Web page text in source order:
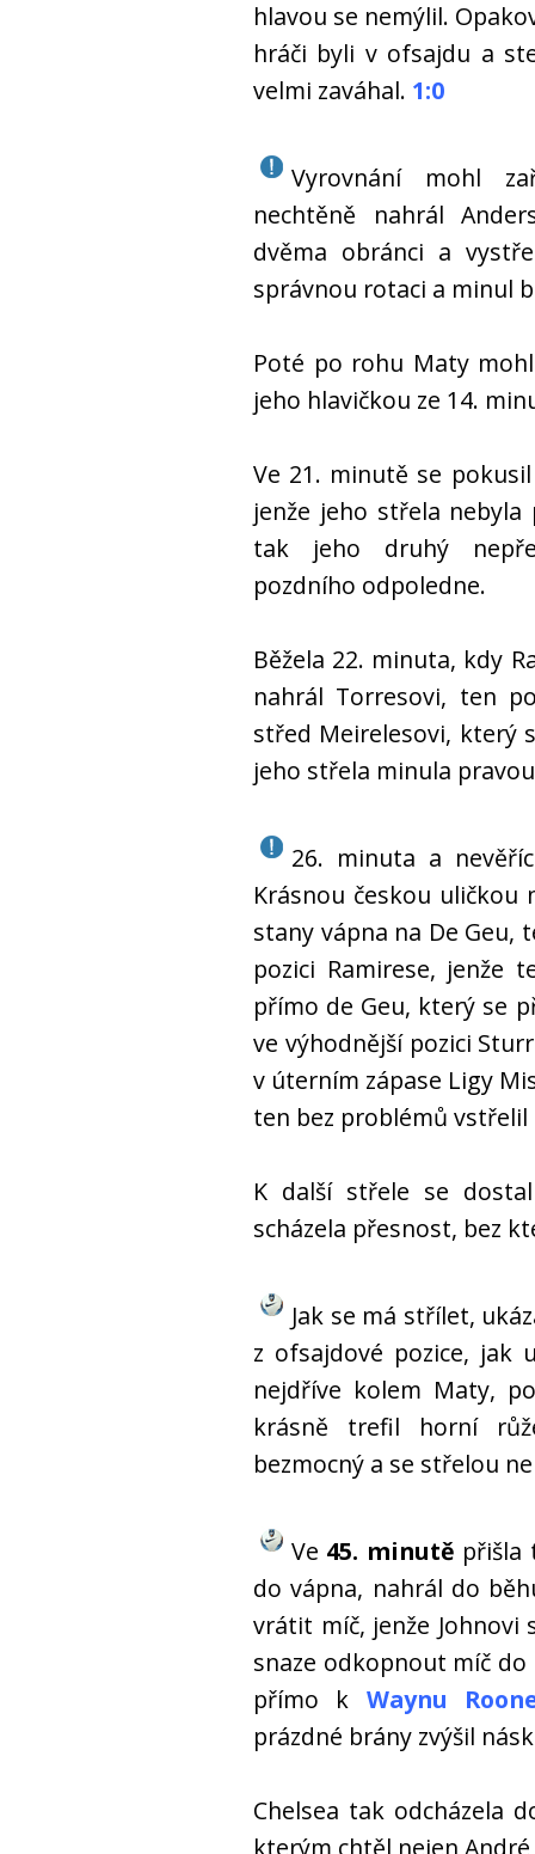
hlavou se nemýlil.
hráči byli v ofsajdu a
velmi zaváhal. 1:0
Vyrovnání mohl
nechtěně nahrál
dvěma obránci a
správnou rotaci a minul
Poté po rohu Maty
jeho hlavičkou ze 14.
Ve 21. minutě se
jenže jeho střela
tak jeho druhý
pozdního odpoledne.
Běžela 22. minuta, kdy
nahrál Torresovi, ten
střed Meirelesovi, který
jeho střela minula
26. minuta a
Krásnou českou uličkou
stany vápna na De Geu,
pozici Ramirese, jenže
přímo de Geu, který se
ve výhodnější pozici
v úterním zápase Ligy
ten bez problémů vstřelil
K další střele se
scházela přesnost, bez
Jak se má střílet,
z ofsajdové pozice, jak
nejdříve kolem Maty,
krásně trefil horní
bezmocný a se střelou
Ve 45. minutě přišla
do vápna, nahrál do
vrátit míč, jenže Johnovi
snaze odkopnout míč
přímo k Waynu
prázdné brány zvýšil
Chelsea tak odcházela
kterým chtěl nejen